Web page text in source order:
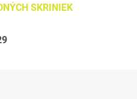
SKRINIEK